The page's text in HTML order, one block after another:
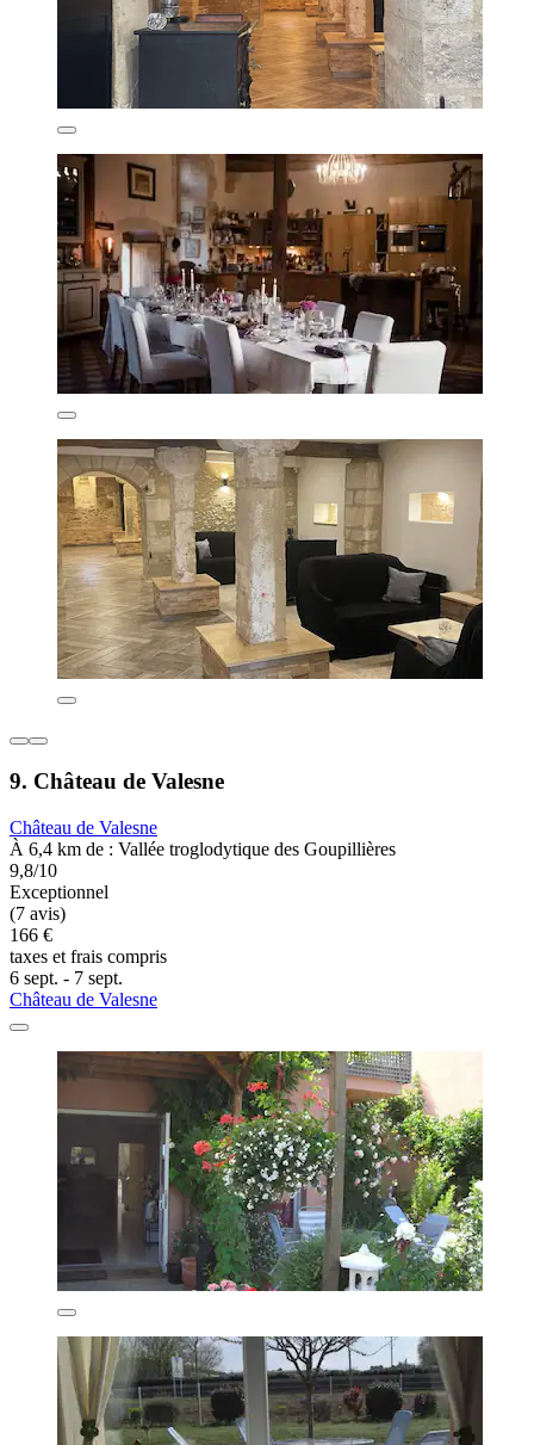
9. Château de Valesne
Château de Valesne
À 6,4 km de : Vallée troglodytique des Goupillières
9,8/10
Exceptionnel
(7 avis)
166 €
taxes et frais compris
6 sept. - 7 sept.
Château de Valesne